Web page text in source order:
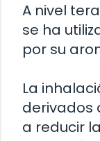
A nivel
se ha
por su
La
derivados
a reducir